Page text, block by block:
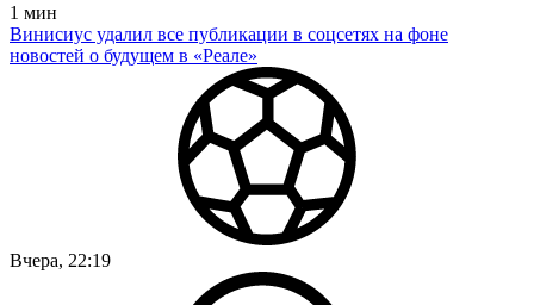
1 мин
Винисиус удалил все публикации в соцсетях на фоне
новостей о будущем в «Реале»
Вчера, 22:19